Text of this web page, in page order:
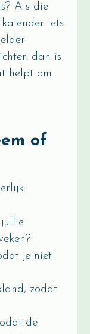
Als die
iets
dan is
helpt om
of
je niet
zodat
de